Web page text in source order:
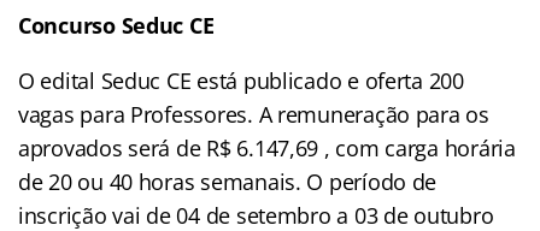
Concurso Seduc CE
O edital Seduc CE está publicado e oferta 200
vagas para Professores. A remuneração para os
aprovados será de R$ 6.147,69 , com carga horária
de 20 ou 40 horas semanais. O período de
inscrição vai de 04 de setembro a 03 de outubro